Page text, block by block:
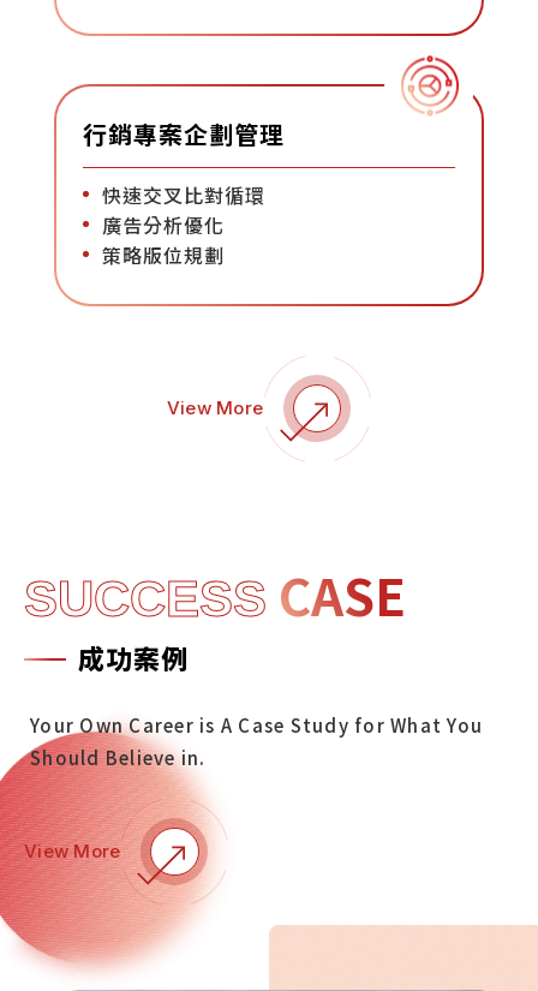
行銷專案企劃管理
快速交叉比對循環
廣告分析優化
策略版位規劃
View More
SUCCESS CASE
成功案例
Your Own Career is A Case Study for What You
Should Believe in.
View More